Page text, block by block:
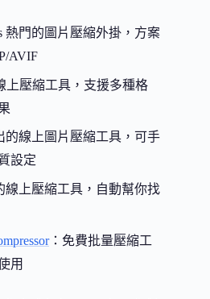
熱門的圖片壓縮外掛，方案
AVIF
上壓縮工具，支援多種格
的線上圖片壓縮工具，可手
設定
線上壓縮工具，自動幫你找
：免費批量壓縮工
用